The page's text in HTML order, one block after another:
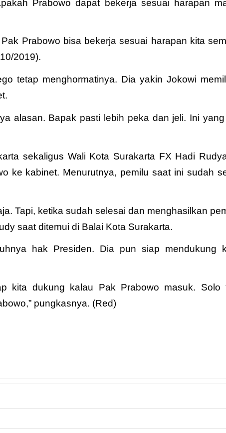
Prabowo dapat bekerja sesuai harapan
Prabowo bisa bekerja sesuai harapan kita
2019).
tetap menghormatinya. Dia yakin Jokowi
alasan. Bapak pasti lebih peka dan jeli. Ini
sekaligus Wali Kota Surakarta FX Hadi
ke kabinet. Menurutnya, pemilu saat ini sudah
Tapi, ketika sudah selesai dan menghasilkan
saat ditemui di Balai Kota Surakarta.
hak Presiden. Dia pun siap mendukung
kita dukung kalau Pak Prabowo masuk. Solo
pungkasnya. (Red)